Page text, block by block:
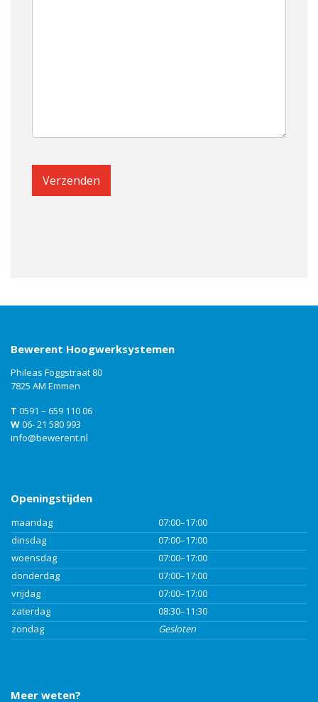
Bewerent Hoogwerksystemen
Phileas Foggstraat 80
7825 AM Emmen
T 0591 – 659 110 06
W06- 21 580 993
info@bewerent.nl
Openingstijden
maandag
07:00–17:00
dinsdag
07:00–17:00
woensdag
07:00–17:00
donderdag
07:00–17:00
vrijdag
07:00–17:00
zaterdag
08:30–11:30
zondag
Gesloten
Meer weten?